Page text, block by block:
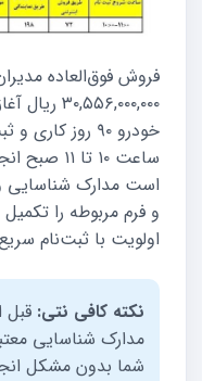
ساعت ۱۰
است مدارک شناسایی
و فرم مربوطه را
اولویت با ثبت‌نام
نکته کافی نتی: قبل
مدارک شناسایی
شما بدون مشکل